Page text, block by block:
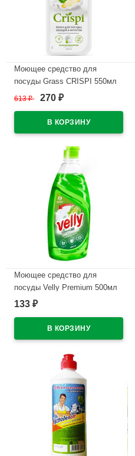
Моющее средство для
посуды Grass CRISPI 550мл
ПЕНКА с соком груши и
арт.125455
613₽ 270 ₽
Моющее средство для
посуды Velly Premium 500мл
лайм и мята Grass арт.125423
133 ₽